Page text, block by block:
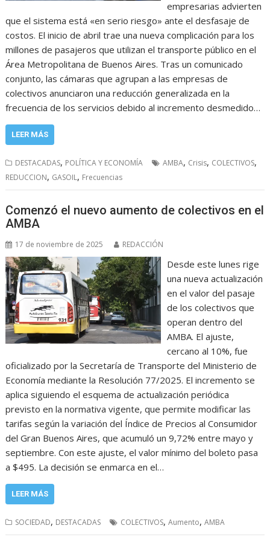
empresarias advierten
que el sistema está «en serio riesgo» ante el desfasaje de
costos. El inicio de abril trae una nueva complicación para los
millones de pasajeros que utilizan el transporte público en el
Área Metropolitana de Buenos Aires. Tras un comunicado
conjunto, las cámaras que agrupan a las empresas de
colectivos anunciaron una reducción generalizada en la
frecuencia de los servicios debido al incremento desmedido…
LEER MÁS
DESTACADAS, POLÍTICA Y ECONOMÍA AMBA, Crisis, COLECTIVOS,
REDUCCION, GASOIL, Frecuencias
Comenzó el nuevo aumento de colectivos en el
AMBA
17 de noviembre de 2025 REDACCIÓN
Desde este lunes rige
una nueva actualización
en el valor del pasaje
de los colectivos que
operan dentro del
AMBA. El ajuste,
cercano al 10%, fue
oficializado por la Secretaría de Transporte del Ministerio de
Economía mediante la Resolución 77/2025. El incremento se
aplica siguiendo el esquema de actualización periódica
previsto en la normativa vigente, que permite modificar las
tarifas según la variación del Índice de Precios al Consumidor
del Gran Buenos Aires, que acumuló un 9,72% entre mayo y
septiembre. Con este ajuste, el valor mínimo del boleto pasa
a $495. La decisión se enmarca en el…
LEER MÁS
SOCIEDAD, DESTACADAS COLECTIVOS,Aumento,AMBA